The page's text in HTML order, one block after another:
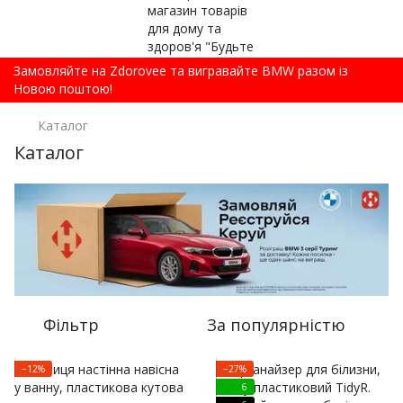
Замовляйте на Zdorovee та вигравайте BMW разом із
Новою поштою!
Каталог
Каталог
Фільтр За популярністю
−12%
−27%
6